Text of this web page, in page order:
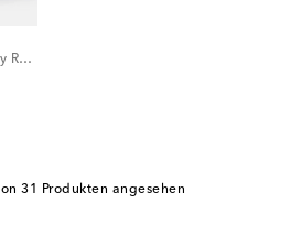
Deko-Objekt Contemporary Reflections Standing Mirror Medium
31 Produkten angesehen